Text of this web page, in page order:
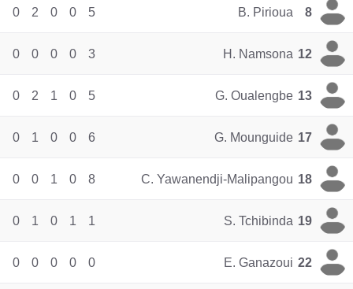
8
B. Pirioua
5
0
0
2
0
12
H. Namsona
3
0
0
0
0
13
G. Oualengbe
5
0
1
2
0
17
G. Mounguide
6
0
0
1
0
18
C. Yawanendji-Malipangou
8
0
1
0
0
19
S. Tchibinda
1
1
0
1
0
22
E. Ganazoui
0
0
0
0
0